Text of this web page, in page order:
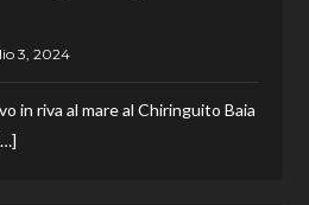
in riva al mare al Chiringuito Baia